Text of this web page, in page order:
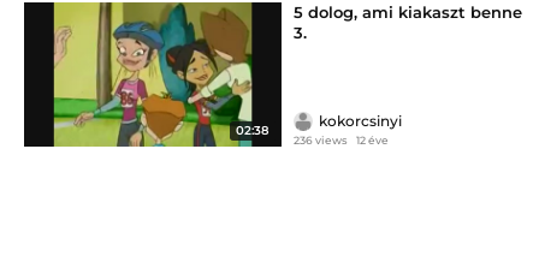
02:38
5 dolog, ami kiakaszt benne
3.
kokorcsinyi
236 views 12 éve